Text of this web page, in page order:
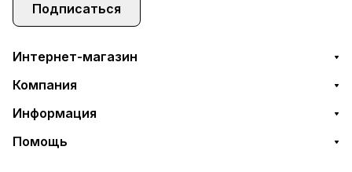
Подписаться
Интернет-магазин
Компания
Информация
Помощь